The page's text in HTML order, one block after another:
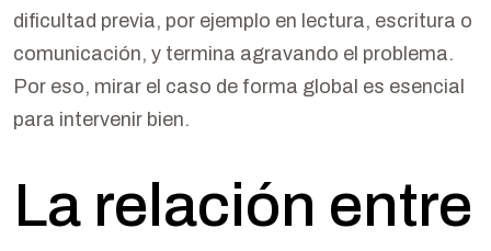
dificultad previa, por ejemplo en lectura, escritura o
comunicación, y termina agravando el problema.
Por eso, mirar el caso de forma global es esencial
para intervenir bien.
La relación entre